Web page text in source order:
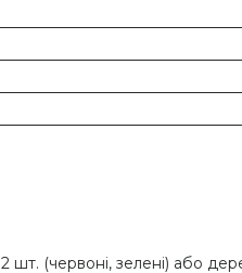
2 шт. (червоні, зелені) або